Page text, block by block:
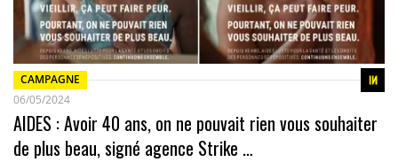
CAMPAGNE
06/05/2024
AIDES : Avoir 40 ans, on ne pouvait rien vous souhaiter
de plus beau, signé agence Strike …